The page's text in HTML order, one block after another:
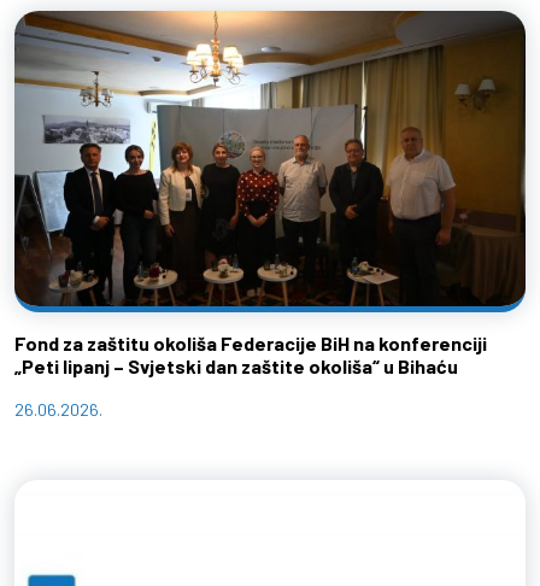
Fond za zaštitu okoliša Federacije BiH na konferenciji
„Peti lipanj – Svjetski dan zaštite okoliša“ u Bihaću
26.06.2026.